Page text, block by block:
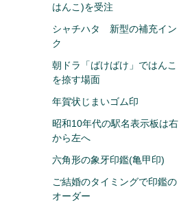
はんこ)を受注
シャチハタ 新型の補充イン
ク
朝ドラ「ばけばけ」ではんこ
を捺す場面
年賀状じまいゴム印
昭和10年代の駅名表示板は右
から左へ
六角形の象牙印鑑(亀甲印)
ご結婚のタイミングで印鑑の
オーダー